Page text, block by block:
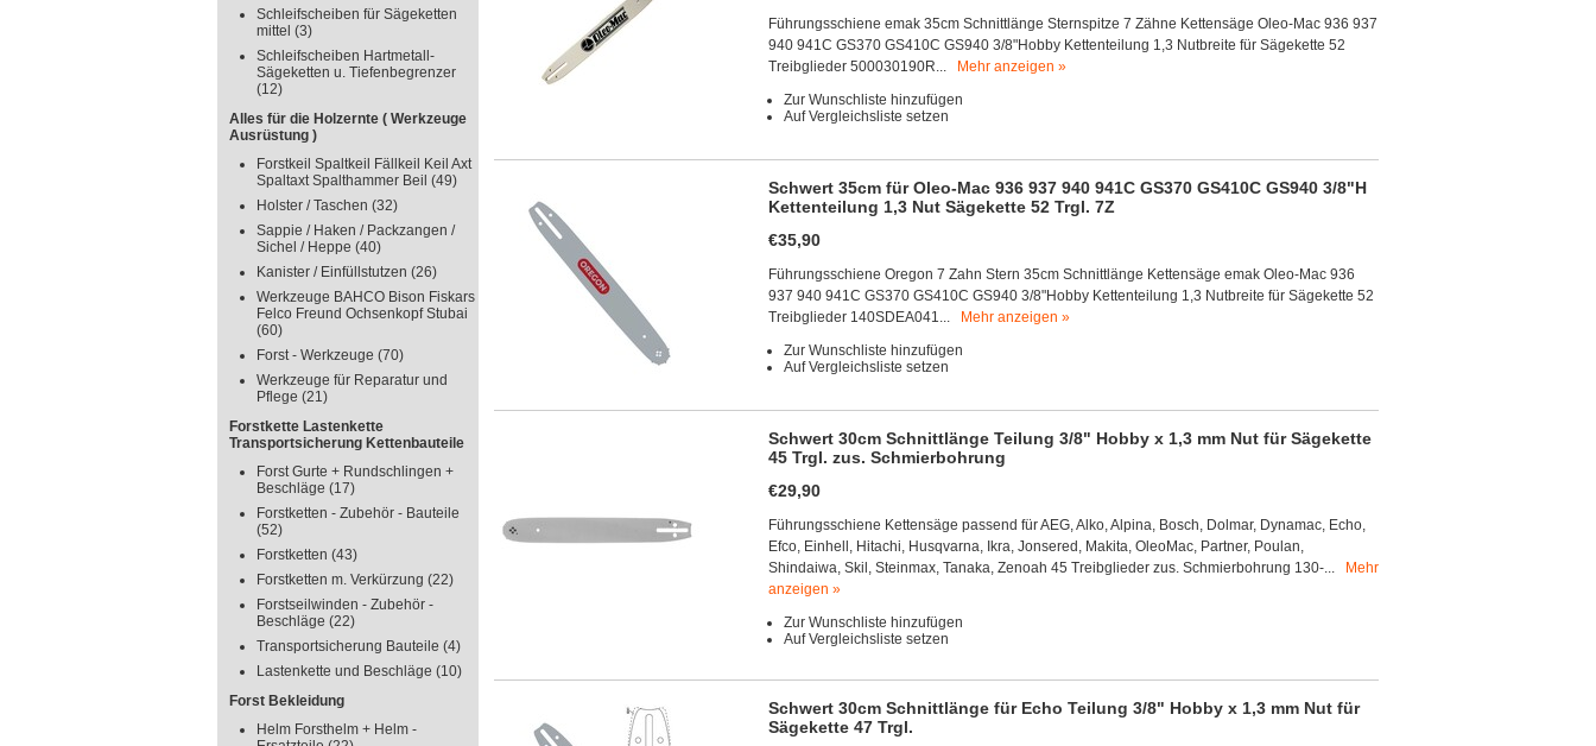
Schleifscheiben für Sägeketten
mittel (3)
Schleifscheiben Hartmetall-
Sägeketten u. Tiefenbegrenzer
(12)
Alles für die Holzernte ( Werkzeuge
Ausrüstung )
Forstkeil Spaltkeil Fällkeil Keil Axt
Spaltaxt Spalthammer Beil (49)
Holster / Taschen (32)
Sappie / Haken / Packzangen /
Sichel / Heppe (40)
Kanister / Einfüllstutzen (26)
Werkzeuge BAHCO Bison Fiskars
Felco Freund Ochsenkopf Stubai
(60)
Forst - Werkzeuge (70)
Werkzeuge für Reparatur und
Pflege (21)
Forstkette Lastenkette
Transportsicherung Kettenbauteile
Forst Gurte + Rundschlingen +
Beschläge (17)
Forstketten - Zubehör - Bauteile
(52)
Forstketten (43)
Forstketten m. Verkürzung (22)
Forstseilwinden - Zubehör -
Beschläge (22)
Transportsicherung Bauteile (4)
Lastenkette und Beschläge (10)
Forst Bekleidung
Helm Forsthelm + Helm -
Führungsschiene emak 35cm Schnittlänge Sternspitze 7 Zähne Kettensäge Oleo-Mac 936 937
940 941C GS370 GS410C GS940 3/8"Hobby Kettenteilung 1,3 Nutbreite für Sägekette 52
Treibglieder 500030190R...
Mehr anzeigen »
Zur Wunschliste hinzufügen
Auf Vergleichsliste setzen
Schwert 35cm für Oleo-Mac 936 937 940 941C GS370 GS410C GS940 3/8"H
Kettenteilung 1,3 Nut Sägekette 52 Trgl. 7Z
€35,90
Führungsschiene Oregon 7 Zahn Stern 35cm Schnittlänge Kettensäge emak Oleo-Mac 936
937 940 941C GS370 GS410C GS940 3/8"Hobby Kettenteilung 1,3 Nutbreite für Sägekette 52
Treibglieder 140SDEA041...
Mehr anzeigen »
Zur Wunschliste hinzufügen
Auf Vergleichsliste setzen
Schwert 30cm Schnittlänge Teilung 3/8" Hobby x 1,3 mm Nut für Sägekette
45 Trgl. zus. Schmierbohrung
€29,90
Führungsschiene Kettensäge passend für AEG, Alko, Alpina, Bosch, Dolmar, Dynamac, Echo,
Efco, Einhell, Hitachi, Husqvarna, Ikra, Jonsered, Makita, OleoMac, Partner, Poulan,
Shindaiwa, Skil, Steinmax, Tanaka, Zenoah 45 Treibglieder zus. Schmierbohrung 130-...
Mehr
anzeigen »
Zur Wunschliste hinzufügen
Auf Vergleichsliste setzen
Schwert 30cm Schnittlänge für Echo Teilung 3/8" Hobby x 1,3 mm Nut für
Sägekette 47 Trgl.